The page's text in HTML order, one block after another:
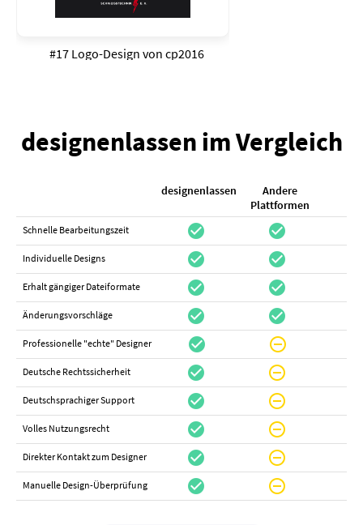
#17 Logo-Design von cp2016
designenlassen im Vergleich
designenlassen
Andere
Plattformen
Schnelle Bearbeitungszeit check_circle check_circle
Individuelle Designs check_circle check_circle
Erhalt gängiger Dateiformate check_circle check_circle
Änderungsvorschläge check_circle check_circle
Professionelle "echte" Designer check_circle do_not_disturb_on
Deutsche Rechtssicherheit check_circle do_not_disturb_on
Deutschsprachiger Support check_circle do_not_disturb_on
Volles Nutzungsrecht check_circle do_not_disturb_on
Direkter Kontakt zum Designer check_circle do_not_disturb_on
Manuelle Design-Überprüfung check_circle do_not_disturb_on